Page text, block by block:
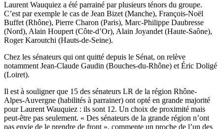
Laurent Wauquiez a été parrainé par plusieurs ténors du groupe.
C’est par exemple le cas de Jean Bizet (Manche), François-Noël
Buffet (Rhône), Pierre Charon (Paris), Marc-Philippe Daubresse
(Nord), Alain Houpert (Côte-d’Or), Alain Joyandet (Haute-Saône),
Roger Karoutchi (Hauts-de-Seine).
Chez les sénateurs qui ont quitté depuis le Sénat, on relève
notamment Jean-Claude Gaudin (Bouches-du-Rhône) et Éric Doligé
(Loiret).
Il est à souligner que 15 des sénateurs LR de la région Rhône-
Alpes-Auvergne (habilités à parrainer) ont opté en grande majorité
pour Laurent Wauquiez : ils sont 12. Un choix de proximité mais
peut-être pas seulement. « Des sénateurs de la grande région n’ont
pas envie de le prendre de front », commente un proche de l’un des